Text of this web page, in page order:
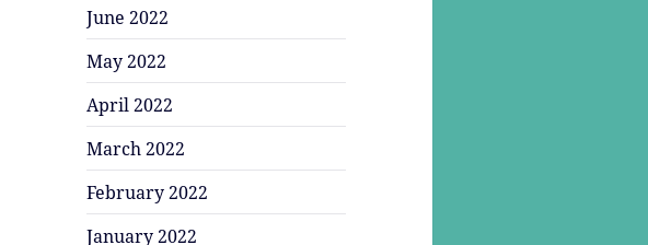
June 2022
May 2022
April 2022
March 2022
February 2022
January 2022